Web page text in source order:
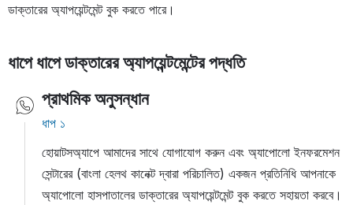
ডাক্তারের অ্যাপয়েন্টমেন্ট বুক করতে পারে।
ধাপে ধাপে ডাক্তারের অ্যাপয়েন্টমেন্টের পদ্ধতি
প্রাথমিক অনুসন্ধান
ধাপ ১
হোয়াটসঅ্যাপে আমাদের সাথে যোগাযোগ করুন এবং অ্যাপোলো ইনফরমেশন
সেন্টারের (বাংলা হেলথ কানেক্ট দ্বারা পরিচালিত) একজন প্রতিনিধি আপনাকে
অ্যাপোলো হাসপাতালের ডাক্তারের অ্যাপয়েন্টমেন্ট বুক করতে সহায়তা করবে।